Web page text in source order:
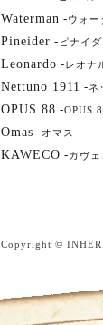
Waterman -ウォー
Pineider - ピナイ
Leonardo -レオナ
Nettuno 1911 -ネ
OPUS 88 -OPUS
Omas -オマス-
KAWECO -カヴェ
Copyright ©